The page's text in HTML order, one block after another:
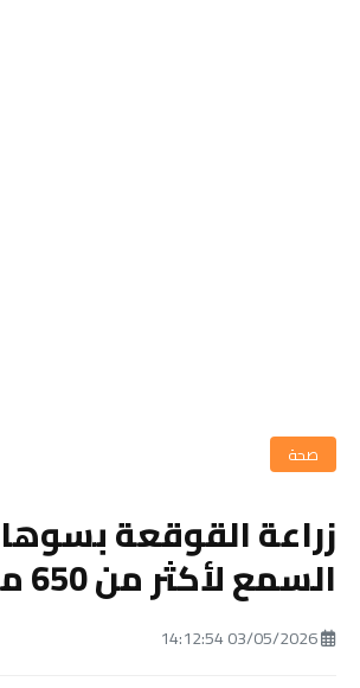
صحة
زراعة القوقعة
السمع لأكثر من 650 مريضاً